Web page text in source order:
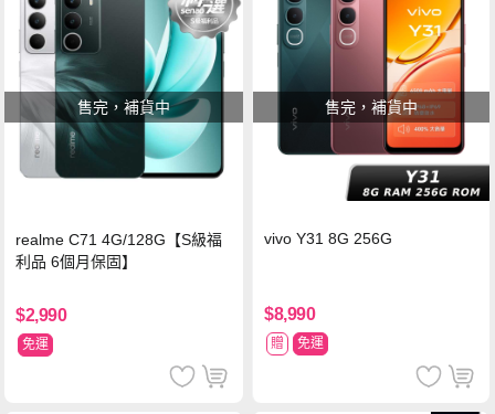
售完，補貨中
realme C71 4G/128G【S級福
利品 6個月保固】
$2,990
免運
售完，補貨中
vivo Y31 8G 256G
$8,990
贈 免運